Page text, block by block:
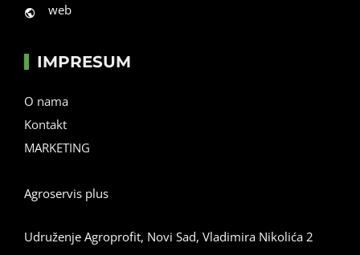
web
IMPRESUM
O nama
Kontakt
MARKETING
Agroservis plus
Udruženje Agroprofit, Novi Sad, Vladimira Nikolića 2